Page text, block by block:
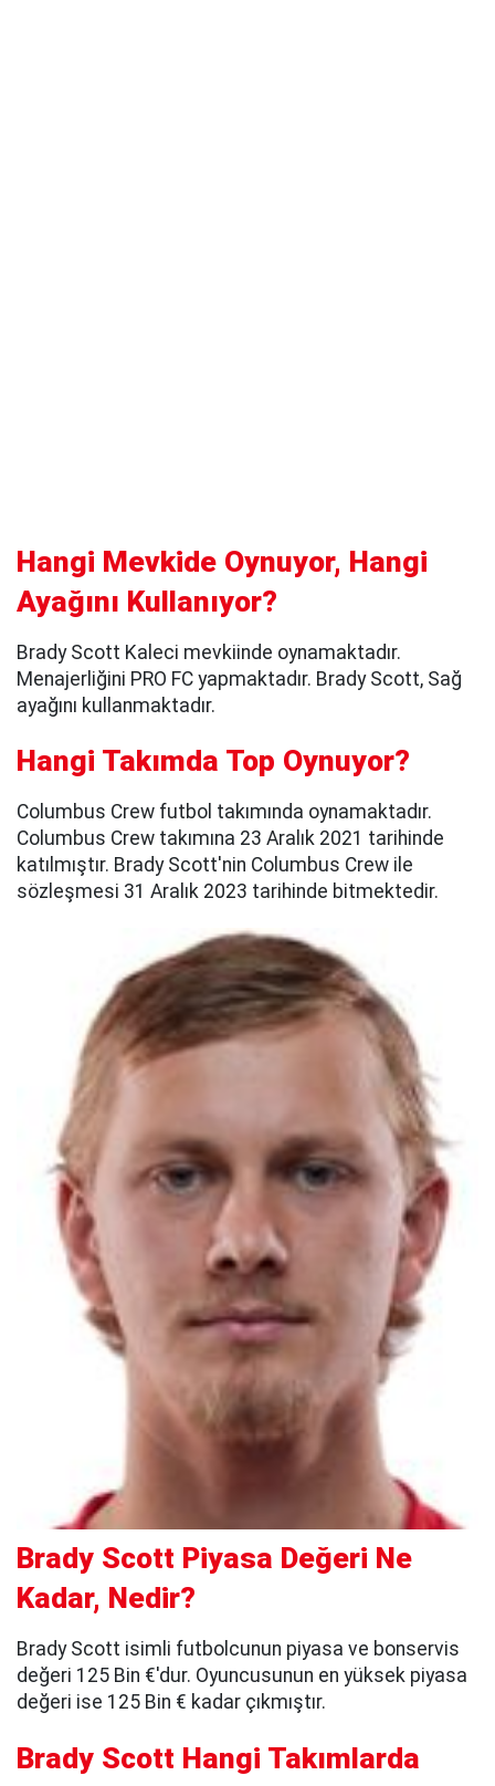
Hangi Mevkide Oynuyor, Hangi
Ayağını Kullanıyor?
Brady Scott Kaleci mevkiinde oynamaktadır.
Menajerliğini PRO FC yapmaktadır. Brady Scott, Sağ
ayağını kullanmaktadır.
Hangi Takımda Top Oynuyor?
Columbus Crew futbol takımında oynamaktadır.
Columbus Crew takımına 23 Aralık 2021 tarihinde
katılmıştır. Brady Scott'nin Columbus Crew ile
sözleşmesi 31 Aralık 2023 tarihinde bitmektedir.
Brady Scott Piyasa Değeri Ne
Kadar, Nedir?
Brady Scott isimli futbolcunun piyasa ve bonservis
değeri 125 Bin €'dur. Oyuncusunun en yüksek piyasa
değeri ise 125 Bin € kadar çıkmıştır.
Brady Scott Hangi Takımlarda